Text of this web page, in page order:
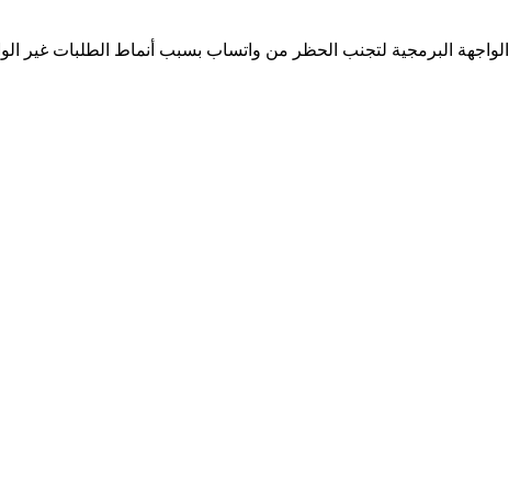
البرمجية لتجنب الحظر من واتساب بسبب أنماط الطلبات غير